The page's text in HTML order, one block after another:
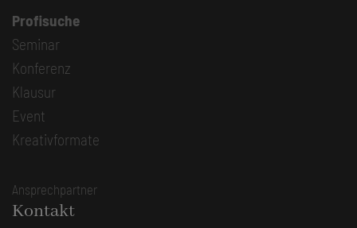
Profisuche
Seminar
Konferenz
Klausur
Event
Kreativformate
Ansprechpartner
Kontakt